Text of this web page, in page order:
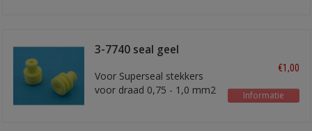
3-7740 seal geel
Voor Superseal stekkers
voor draad 0,75 - 1,0 mm2
€1,00
Informatie